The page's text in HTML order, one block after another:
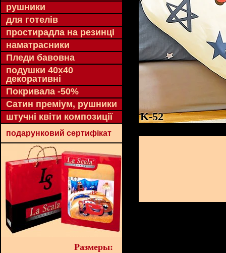
рушники
для готелів
простирадла на резинці
наматрасники
Пледи бавовна
подушки 40х40
декоративні
Покривала -50%
Сатин преміум, рушники
штучні квіти композиції
подарунковий сертифікат
Размеры:
K-52